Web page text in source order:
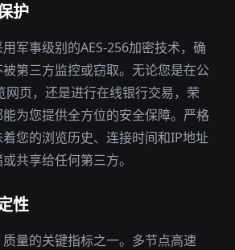
护
军事级别的AES-256加密技术，确
第三方监控或窃取。无论您是在公
网页，还是进行在线银行交易，荣
为您提供全方位的安全保障。严格
您的浏览历史、连接时间和IP地址
共享给任何第三方。
性
量的关键指标之一。多节点高速